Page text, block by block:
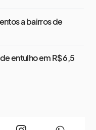
a bairros de
entulho em R$ 6,5